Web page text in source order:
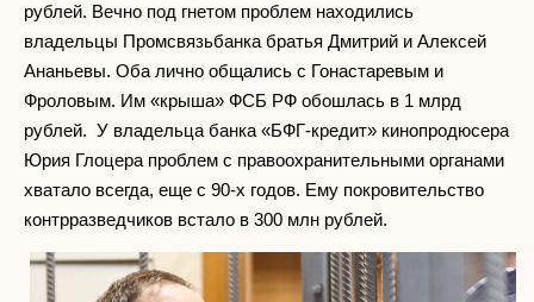
рублей. Вечно под гнетом проблем находились
владельцы Промсвязьбанка братья Дмитрий и Алексей
Ананьевы. Оба лично общались с Гонастаревым и
Фроловым. Им «крыша» ФСБ РФ обошлась в 1 млрд
рублей. У владельца банка «БФГ-кредит» кинопродюсера
Юрия Глоцера проблем с правоохранительными органами
хватало всегда, еще с 90-х годов. Ему покровительство
контрразведчиков встало в 300 млн рублей.